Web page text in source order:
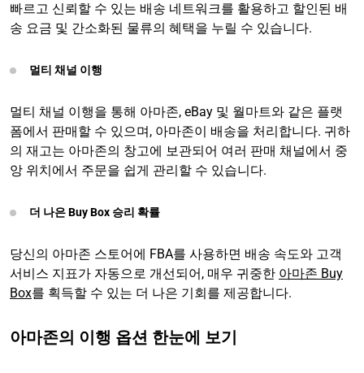
빠르고 신뢰할 수 있는 배송 네트워크를 활용하고 할인된 배
송 요금 및 간소화된 물류의 혜택을 누릴 수 있습니다.
멀티 채널 이행
멀티 채널 이행을 통해 아마존, eBay 및 월마트와 같은 플랫
폼에서 판매할 수 있으며, 아마존이 배송을 처리합니다. 귀하
의 재고는 아마존의 창고에 보관되어 여러 판매 채널에서 중
앙 위치에서 주문을 쉽게 관리할 수 있습니다.
더 나은 Buy Box 승리 확률
당신의 아마존 스토어에 FBA를 사용하면 배송 속도와 고객
서비스 지표가 자동으로 개선되어, 매우 귀중한 아마존 Buy
Box를 획득할 수 있는 더 나은 기회를 제공합니다.
아마존의 이행 옵션 한눈에 보기